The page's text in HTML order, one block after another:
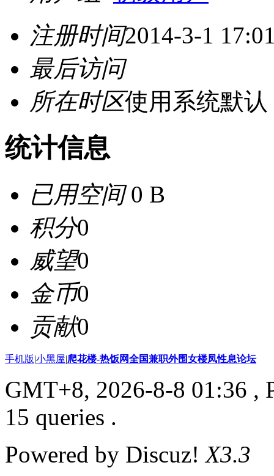
注册时间2014-3-1
最后访问
所在时区使用系统默认
统计信息
已用空间0 B
积分0
威望0
金币0
贡献0
手机版|小黑屋|爬花楼-热饭网全国兼职外围女楼凤性息论坛
GMT+8, 2026-8-8 01:36 ,
15 queries .
Powered by Discuz!X3.3